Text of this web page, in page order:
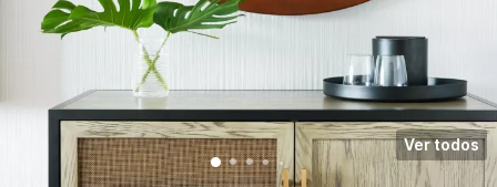
Ver todos